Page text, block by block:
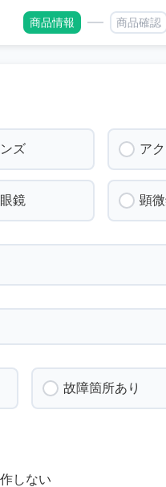
商品情報 商品確認
ズ ア
鏡 顕
故障箇所あり
しない